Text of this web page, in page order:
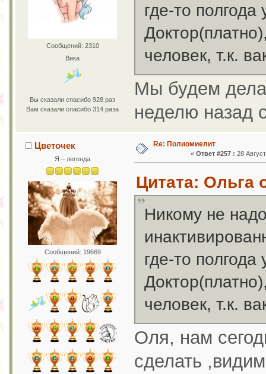
Сообщений: 2310
Вика
Вы сказали спасибо 928 раз
Вам сказали спасибо 314 раза
где-то
человек, т.к.
Мы будем
неделю назад
Цветочек
Я – легенда
Сообщений: 19669
Re: Полиомиелит
« Ответ #257 : 28
Цитата: Ольга
Никому не
где-то
человек, т.к.
Оля, нам
сделать